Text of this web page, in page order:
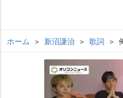
ホーム 新沼謙治 歌詞